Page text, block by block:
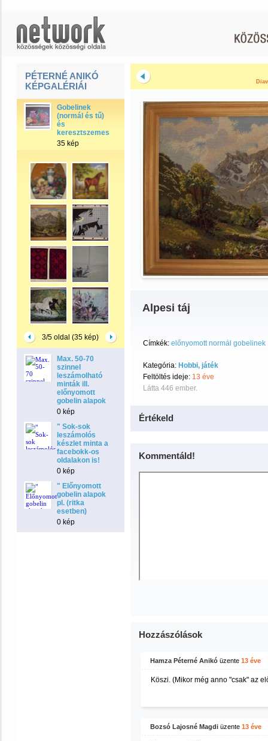
PÉTERNÉ ANIKÓ
KÉPGALÉRIÁI
Gobelinek
(normál és tű)
és
keresztszemes
35 kép
3/5 oldal (35 kép)
Max. 50-70
szinnel
leszámolható
minták ill.
előnyomott
gobelin alapok
0 kép
" Sok-sok
leszámolós
készlet minta a
facebokk-os
oldalakon is!
0 kép
" Előnyomott
gobelin alapok
pl. (ritka
esetben)
0 kép
Alpesi táj
Címkék: előnyomott normál gobelinek
Kategória: Hobbi, játék
Feltöltés ideje: 13 éve
Látta 446 ember.
Értékeld
Kommentáld!
Hozzászólások
Hamza Péterné Anikó üzente 13 éve
Köszi. (Mikor még anno "csak" az
Bozsó Lajosné Magdi üzente 13 éve